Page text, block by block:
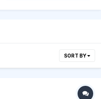
SORT BY